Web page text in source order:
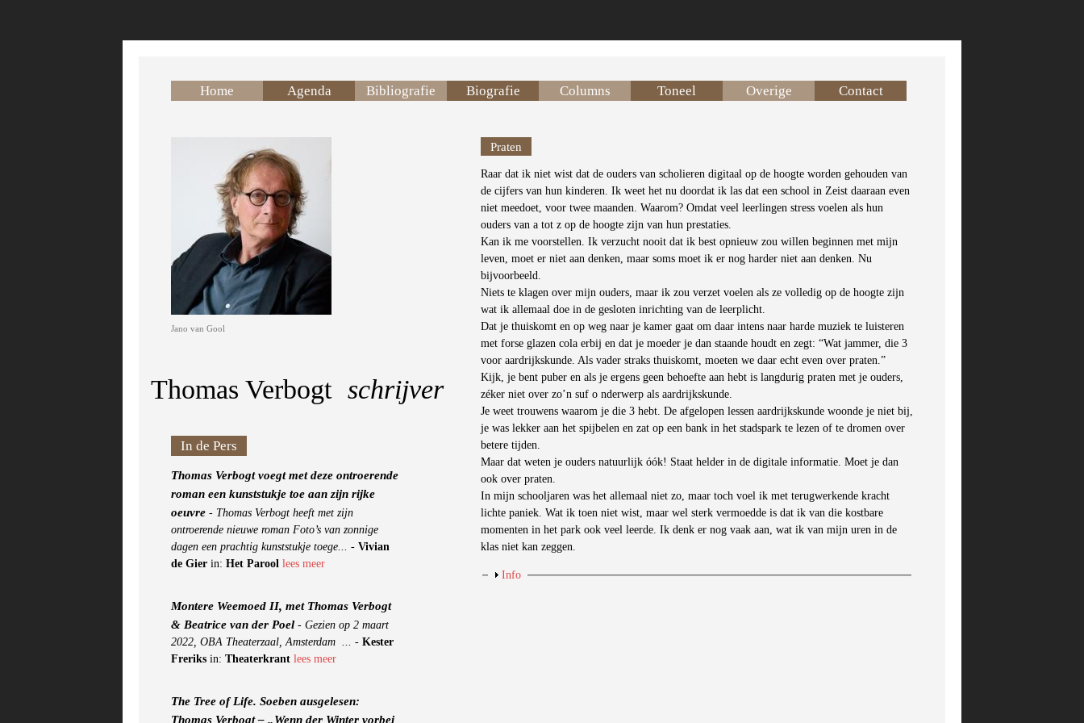
Home Agenda Bibliografie Biografie Columns Toneel Overige Contact
Jano van Gool
Thomas Verbogt schrijver
In de Pers
Thomas Verbogt voegt met deze ontroerende
roman een kunststukje toe aan zijn rijke
oeuvre - Thomas Verbogt heeft met zijn
ontroerende nieuwe roman Foto’s van zonnige
dagen een prachtig kunststukje toege... - Vivian
de Gier in: Het Parool lees meer
Montere Weemoed II, met Thomas Verbogt
& Beatrice van der Poel - Gezien op 2 maart
2022, OBA Theaterzaal, Amsterdam ... - Kester
Freriks in: Theaterkrant lees meer
The Tree of Life. Soeben ausgelesen:
Thomas Verbogt – „Wenn der Winter vorbei
Praten
Raar dat ik niet wist dat de ouders van scholieren digitaal op de hoogte worden gehouden van
de cijfers van hun kinderen. Ik weet het nu doordat ik las dat een school in Zeist daaraan even
niet meedoet, voor twee maanden. Waarom? Omdat veel leerlingen stress voelen als hun
ouders van a tot z op de hoogte zijn van hun prestaties.
Kan ik me voorstellen. Ik verzucht nooit dat ik best opnieuw zou willen beginnen met mijn
leven, moet er niet aan denken, maar soms moet ik er nog harder niet aan denken. Nu
bijvoorbeeld.
Niets te klagen over mijn ouders, maar ik zou verzet voelen als ze volledig op de hoogte zijn
wat ik allemaal doe in de gesloten inrichting van de leerplicht.
Dat je thuiskomt en op weg naar je kamer gaat om daar intens naar harde muziek te luisteren
met forse glazen cola erbij en dat je moeder je dan staande houdt en zegt: “Wat jammer, die 3
voor aardrijkskunde. Als vader straks thuiskomt, moeten we daar echt even over praten.”
Kijk, je bent puber en als je ergens geen behoefte aan hebt is langdurig praten met je ouders,
zéker niet over zo’n suf o nderwerp als aardrijkskunde.
Je weet trouwens waarom je die 3 hebt. De afgelopen lessen aardrijkskunde woonde je niet bij,
je was lekker aan het spijbelen en zat op een bank in het stadspark te lezen of te dromen over
betere tijden.
Maar dat weten je ouders natuurlijk óók! Staat helder in de digitale informatie. Moet je dan
ook over praten.
In mijn schooljaren was het allemaal niet zo, maar toch voel ik met terugwerkende kracht
lichte paniek. Wat ik toen niet wist, maar wel sterk vermoedde is dat ik van die kostbare
momenten in het park ook veel leerde. Ik denk er nog vaak aan, wat ik van mijn uren in de
klas niet kan zeggen.
Weergeven
Info